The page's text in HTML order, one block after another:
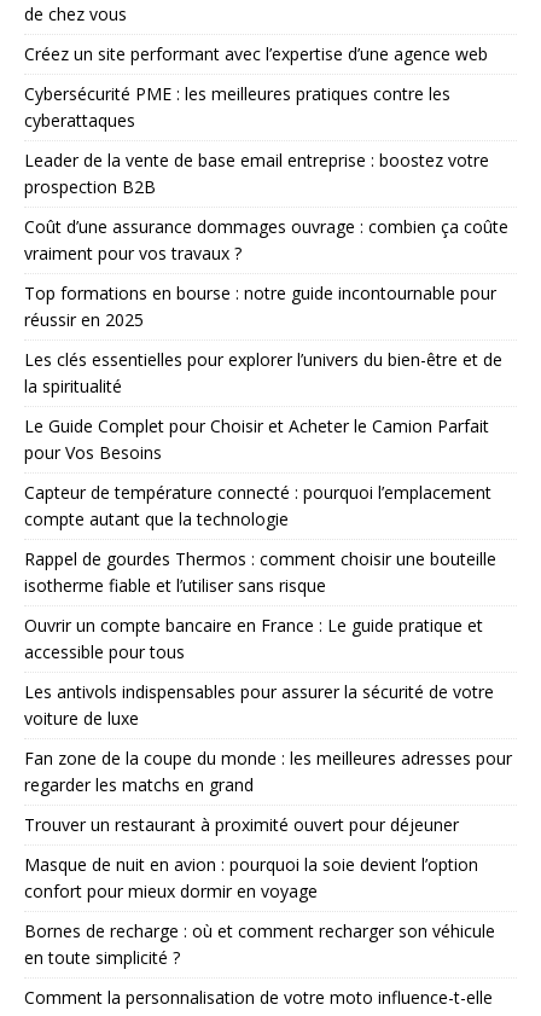
de chez vous
Créez un site performant avec l’expertise d’une agence web
Cybersécurité PME : les meilleures pratiques contre les
cyberattaques
Leader de la vente de base email entreprise : boostez votre
prospection B2B
Coût d’une assurance dommages ouvrage : combien ça coûte
vraiment pour vos travaux ?
Top formations en bourse : notre guide incontournable pour
réussir en 2025
Les clés essentielles pour explorer l’univers du bien-être et de
la spiritualité
Le Guide Complet pour Choisir et Acheter le Camion Parfait
pour Vos Besoins
Capteur de température connecté : pourquoi l’emplacement
compte autant que la technologie
Rappel de gourdes Thermos : comment choisir une bouteille
isotherme fiable et l’utiliser sans risque
Ouvrir un compte bancaire en France : Le guide pratique et
accessible pour tous
Les antivols indispensables pour assurer la sécurité de votre
voiture de luxe
Fan zone de la coupe du monde : les meilleures adresses pour
regarder les matchs en grand
Trouver un restaurant à proximité ouvert pour déjeuner
Masque de nuit en avion : pourquoi la soie devient l’option
confort pour mieux dormir en voyage
Bornes de recharge : où et comment recharger son véhicule
en toute simplicité ?
Comment la personnalisation de votre moto influence-t-elle